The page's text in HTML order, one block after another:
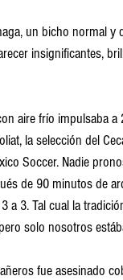
un bicho normal
insignificantes,
aire frío impulsaba
la selección del
Soccer. Nadie
de 90 minutos de
a 3. Tal cual la
solo nosotros
fue asesinado